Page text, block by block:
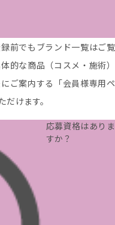
前でもブランド一覧はご覧
的な商品（コスメ・施術）
ご案内する「会員様専用ペ
だけます。
応募資格はありま
すか？